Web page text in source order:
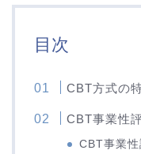
目次
CBT方式の
CBT事業性
CBT事業